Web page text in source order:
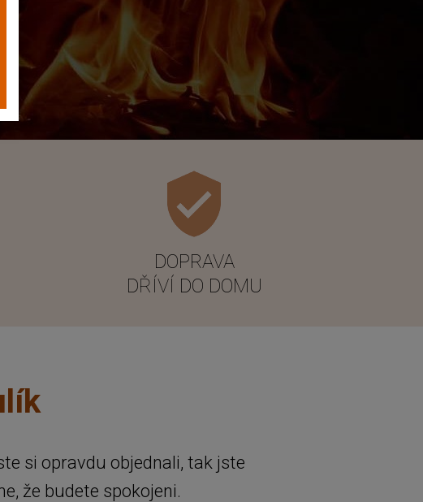
DOPRAVA
DŘÍVÍ DO DOMU
si opravdu objednali, tak jste
že budete spokojeni.